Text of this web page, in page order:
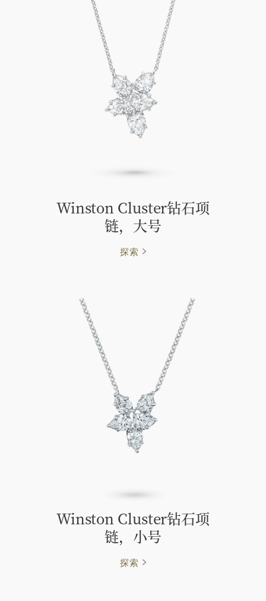
Winston Cluster钻石项
链，大号
探索
Winston Cluster钻石项
链，小号
探索